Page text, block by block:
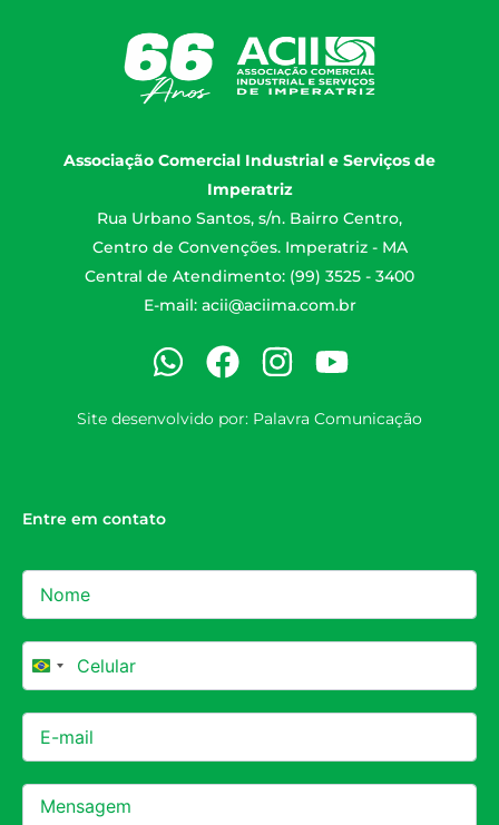
Associação Comercial Industrial e Serviços de
Imperatriz
Rua Urbano Santos, s/n. Bairro Centro,
Centro de Convenções. Imperatriz - MA
Central de Atendimento: (99) 3525 - 3400
E-mail: acii@aciima.com.br
Site desenvolvido por: Palavra Comunicação
Entre em contato
Brazil +55